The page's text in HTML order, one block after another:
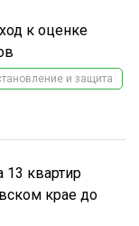
к оценке
и защита
квартир
крае до